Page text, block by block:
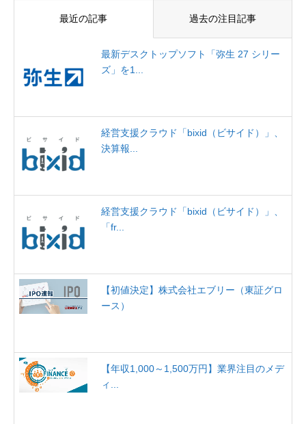
最近の記事 過去の注目記事
最新デスクトップソフト「弥生 27 シリー
ズ」を1...
経営支援クラウド「bixid（ビサイド）」、
決算報...
経営支援クラウド「bixid（ビサイド）」、
「fr...
【初値決定】株式会社エブリー（東証グロ
ース）
【年収1,000～1,500万円】業界注目のメデ
ィ...